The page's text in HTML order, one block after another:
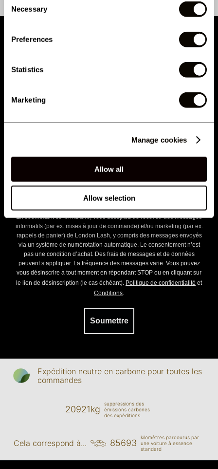
Selection
Necessary
Preferences
Statistics
Marketing
Manage cookies
Allow all
Allow selection
NE MANQUEZ PAS CE QUI ARRIVE ENSUITE
Inscrivez-vous à notre newsletter et soyez parmi les
exclusives, les formations d'experts et les actualités du
E-mail
En soumettant ce formulaire, vous acceptez de recevoir des messages
informatifs (par ex. mises à jour de commande) et/ou marketing (par ex.
rappels de panier) de London Lash, y compris des messages envoyés
via un système de numérotation automatique. Le consentement n’est
pas une condition d’achat. Des frais de messages et de données
peuvent s’appliquer. La fréquence des messages varie. Vous pouvez
vous désinscrire à tout moment en répondant STOP ou en cliquant sur
le lien de désinscription (le cas échéant). Politique de confidentialité et
Conditions.
Soumettre
Expédition neutre en carbone pour toutes les
commandes
20921kg
suppressions des
émissions carbones
des expéditions
Cela correspond à... 85693
kilomètres parcourus par
une voiture à essence
standard